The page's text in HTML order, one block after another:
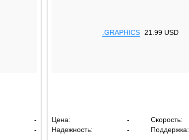
-
-
.GRAPHICS 21.99 USD
Цена: - Скорость:
Надежность:
- Поддержка: